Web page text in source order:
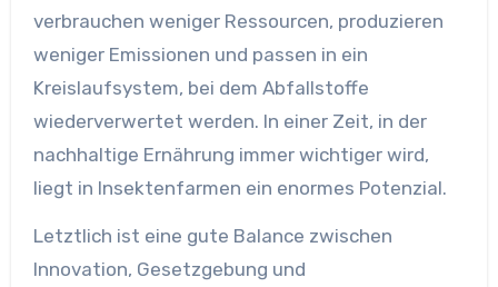
verbrauchen weniger Ressourcen, produzieren
weniger Emissionen und passen in ein
Kreislaufsystem, bei dem Abfallstoffe
wiederverwertet werden. In einer Zeit, in der
nachhaltige Ernährung immer wichtiger wird,
liegt in Insektenfarmen ein enormes Potenzial.
Letztlich ist eine gute Balance zwischen
Innovation, Gesetzgebung und